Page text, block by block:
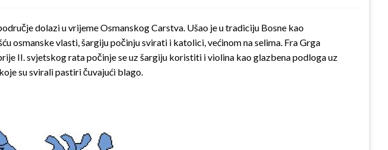
dolazi u vrijeme Osmanskog Carstva. Ušao je u tradiciju Bosne kao
osmanske vlasti, šargiju počinju svirati i katolici, ve­ćinom na selima. Fra Grga
II. svjetskog rata počinje se uz šargiju koristiti i violi­na kao glazbena podloga uz
su svirali pastiri čuva­jući blago.